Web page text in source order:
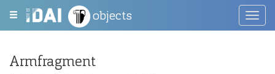
objects
Armfragment